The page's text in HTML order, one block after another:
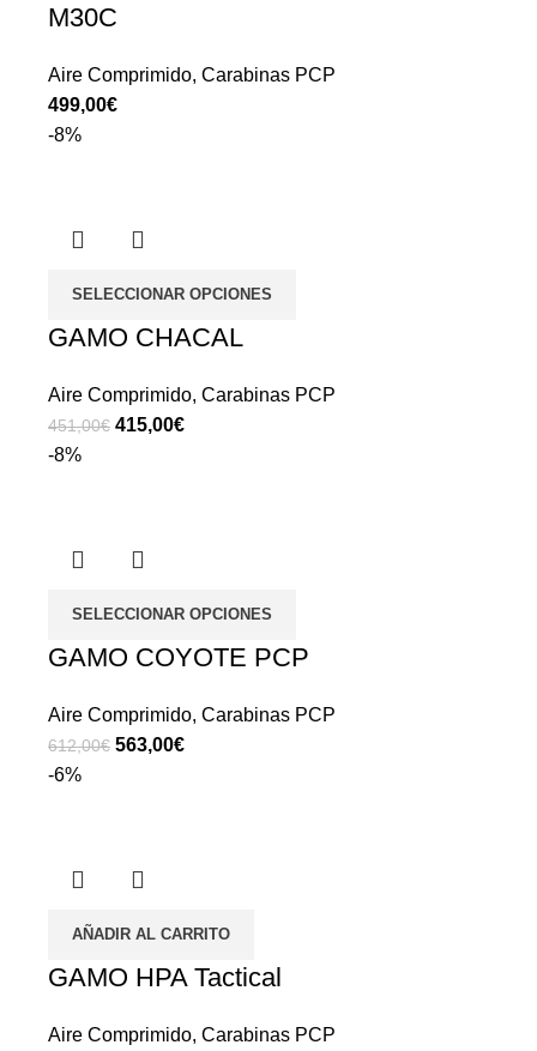
M30C
Aire Comprimido, Carabinas PCP
€
-8%
SELECCIONAR OPCIONES
GAMO CHACAL
Aire Comprimido, Carabinas PCP
451,00€ 415,00€
-8%
SELECCIONAR OPCIONES
GAMO COYOTE PCP
Aire Comprimido, Carabinas PCP
612,00€ 563,00€
-6%
AÑADIR AL CARRITO
GAMO HPA Tactical
Aire Comprimido, Carabinas PCP